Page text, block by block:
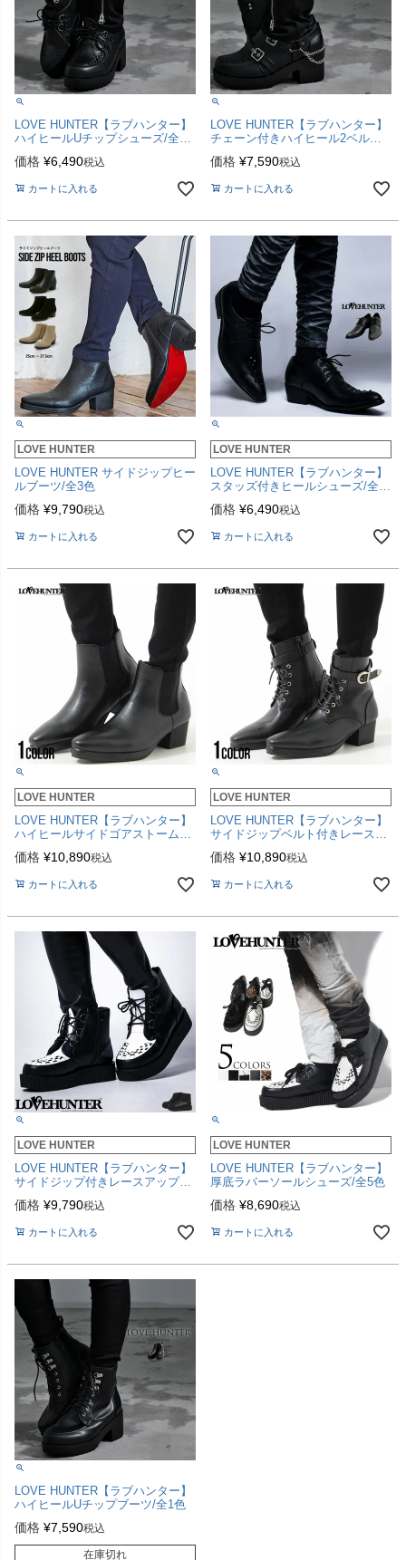
LOVE HUNTER【ラブハンター】
ハイヒールUチップシューズ/全3
価格 ¥6,490税込
カートに入れる
LOVE HUNTER【ラブハンター】
チェーン付きハイヒール2ベルト
シューズ/全2色
価格 ¥7,590税込
カートに入れる
LOVE HUNTER
LOVE HUNTER サイドジップヒー
ルブーツ/全3色
価格 ¥9,790税込
カートに入れる
LOVE HUNTER
LOVE HUNTER【ラブハンター】
スタッズ付きヒールシューズ/全2
価格 ¥6,490税込
カートに入れる
LOVE HUNTER
LOVE HUNTER【ラブハンター】
ハイヒールサイドゴアストームブ
ーツ/全1色
価格 ¥10,890税込
カートに入れる
LOVE HUNTER
LOVE HUNTER【ラブハンター】
サイドジップベルト付きレースア
ップヒールブーツ/全1色
価格 ¥10,890税込
カートに入れる
LOVE HUNTER
LOVE HUNTER【ラブハンター】
サイドジップ付きレースアップ厚
底ブーツ/全2色【返品・交換対象
商品】
価格 ¥9,790税込
カートに入れる
LOVE HUNTER
LOVE HUNTER【ラブハンター】
厚底ラバーソールシューズ/全5色
価格 ¥8,690税込
カートに入れる
LOVE HUNTER【ラブハンター】
ハイヒールUチップブーツ/全1色
価格 ¥7,590税込
在庫切れ